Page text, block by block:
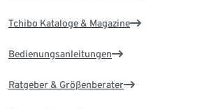
Tchibo Kataloge & Magazine
Bedienungsanleitungen
Ratgeber & Größenberater